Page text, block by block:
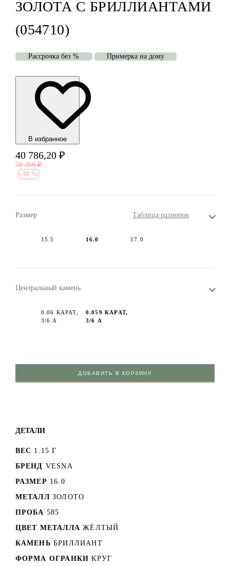
ЗОЛОТА С БРИЛЛИАНТАМИ
(054710)
Рассрочка без % Примерка на дому
В избранноe
40 786,20 ₽
58 266 ₽
-30 %
Размер Таблица размеров
15.5 16.0 17.0
Центральный камень
0.06 КАРАТ,
3/6 А
0.059 КАРАТ,
3/6 А
ДОБАВИТЬ В КОРЗИНУ
ДЕТАЛИ
ВЕС 1.15 Г
БРЕНД VESNA
РАЗМЕР 16.0
МЕТАЛЛ ЗОЛОТО
ПРОБА 585
ЦВЕТ МЕТАЛЛА ЖЁЛТЫЙ
КАМЕНЬ БРИЛЛИАНТ
ФОРМА ОГРАНКИ КРУГ